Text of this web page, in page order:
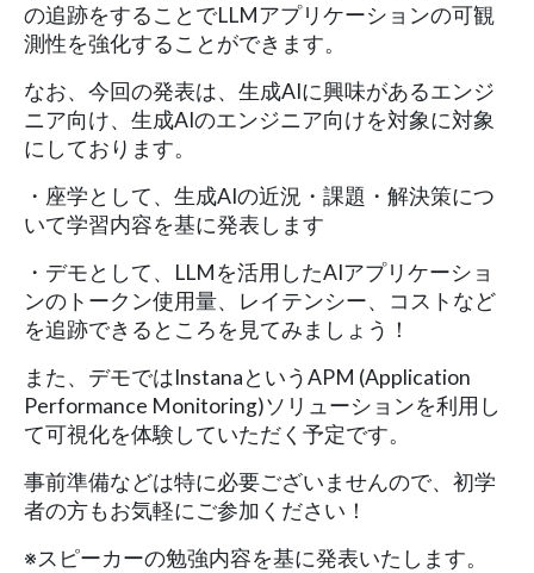
の追跡をすることでLLMアプリケーションの可観
測性を強化することができます。
なお、今回の発表は、生成AIに興味があるエンジ
ニア向け、生成AIのエンジニア向けを対象に対象
にしております。
・座学として、生成AIの近況・課題・解決策につ
いて学習内容を基に発表します
・デモとして、LLMを活用したAIアプリケーショ
ンのトークン使用量、レイテンシー、コストなど
を追跡できるところを見てみましょう！
また、デモではInstanaというAPM (Application
Performance Monitoring)ソリューションを利用し
て可視化を体験していただく予定です。
事前準備などは特に必要ございませんので、初学
者の方もお気軽にご参加ください！
※スピーカーの勉強内容を基に発表いたします。